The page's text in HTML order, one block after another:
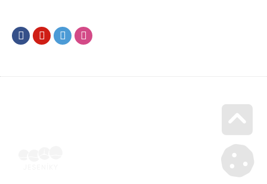
FacebookYoutubeTwitter
Go